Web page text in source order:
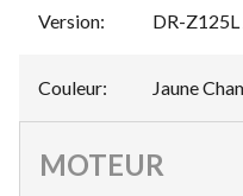
Version: DR-Z125L
Couleur: Jaune
MOTEUR